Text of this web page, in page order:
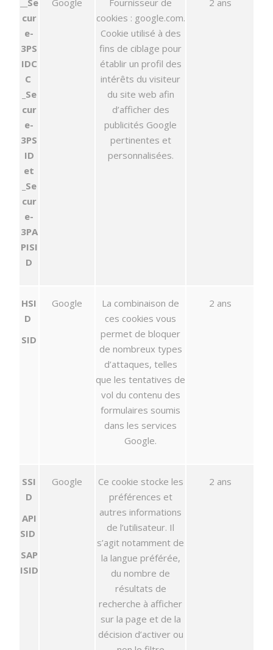
__Se
cur
e-
3PS
IDC
C
_Se
cur
e-
3PS
ID
et
_Se
cur
e-
3PA
PISI
D
Google
Fournisseur de
cookies : google.com.
Cookie utilisé à des
fins de ciblage pour
établir un profil des
intérêts du visiteur
du site web afin
d’afficher des
publicités Google
pertinentes et
personnalisées.
2 ans
HSI
D
SID
Google
La combinaison de
ces cookies vous
permet de bloquer
de nombreux types
d’attaques, telles
que les tentatives de
vol du contenu des
formulaires soumis
dans les services
Google.
2 ans
SSI
D
API
SID
SAP
ISID
Google
Ce cookie stocke les
préférences et
autres informations
de l’utilisateur. Il
s’agit notamment de
la langue préférée,
du nombre de
résultats de
recherche à afficher
sur la page et de la
décision d’activer ou
2 ans